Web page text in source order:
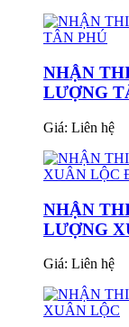
NHẬN
LƯỢNG
Giá: Liên hệ
NHẬN
LƯỢNG
Giá: Liên hệ